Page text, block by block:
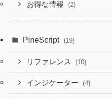
お得な情報 (2)
PineScript (19)
リファレンス (10)
インジケーター (4)